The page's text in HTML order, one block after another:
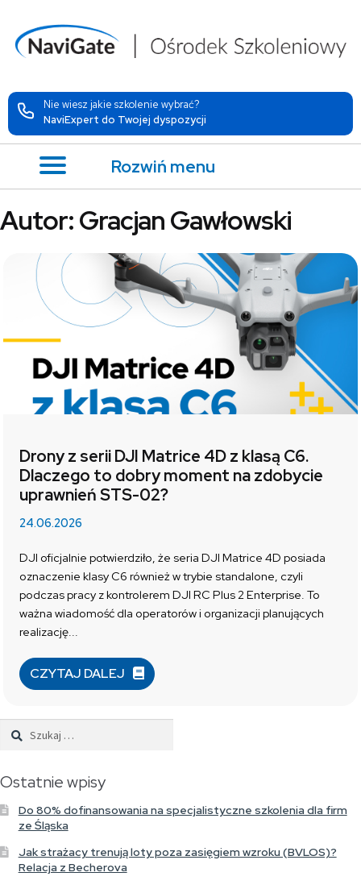
Nie wiesz jakie szkolenie wybrać?
NaviExpert do Twojej dyspozycji
Rozwiń menu
Autor:Gracjan Gawłowski
Drony z serii DJI Matrice 4D z klasą C6.
Dlaczego to dobry moment na zdobycie
uprawnień STS-02?
24.06.2026
DJI oficjalnie potwierdziło, że seria DJI Matrice 4D posiada
oznaczenie klasy C6 również w trybie standalone, czyli
podczas pracy z kontrolerem DJI RC Plus 2 Enterprise. To
ważna wiadomość dla operatorów i organizacji planujących
realizację...
CZYTAJ DALEJ
Szukaj:
Ostatnie wpisy
Do 80% dofinansowania na specjalistyczne szkolenia dla firm
ze Śląska
Jak strażacy trenują loty poza zasięgiem wzroku (BVLOS)?
Relacja z Becherova